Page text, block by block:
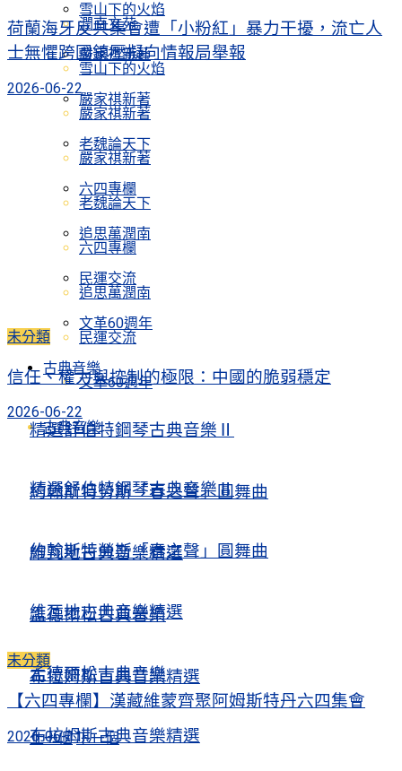
雪山下的火焰
嚴家祺新著
嚴家祺新著
老魏論天下
六四專欄
追思萬潤南
民運交流
文革60週年
古典音樂
精選舒伯特鋼琴古典音樂Ⅱ
約翰斯特勞斯「春之聲」圓舞曲
維瓦地古典音樂精選
孟德爾松古典音樂
布拉姆斯古典音樂精選
上一個 下一個
潤南文苑
雪山下的火焰
嚴家祺新著
嚴家祺新著
老魏論天下
六四專欄
追思萬潤南
民運交流
文革60週年
古典音樂
精選舒伯特鋼琴古典音樂Ⅱ
約翰斯特勞斯「春之聲」圓舞曲
維瓦地古典音樂精選
孟德爾松古典音樂
布拉姆斯古典音樂精選
荷蘭海牙反共集會遭「小粉紅」暴力干擾，流亡人
士無懼跨國鎮壓擬向情報局舉報
2026-06-22
未分類
信任、權力與控制的極限：中國的脆弱穩定
2026-06-22
未分類
【六四專欄】漢藏維蒙齊聚阿姆斯特丹六四集會
2026-06-11